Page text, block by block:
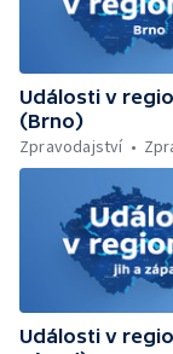
Události v
(Brno)
Zpravodajství
Události v